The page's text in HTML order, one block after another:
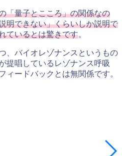
「量子とこころ」の関係なの
明できない」くらいしか説明で
ているとは驚きです。
、バイオレゾナンスというもの
提唱しているレゾナンス呼吸
ィードバックとは無関係です。